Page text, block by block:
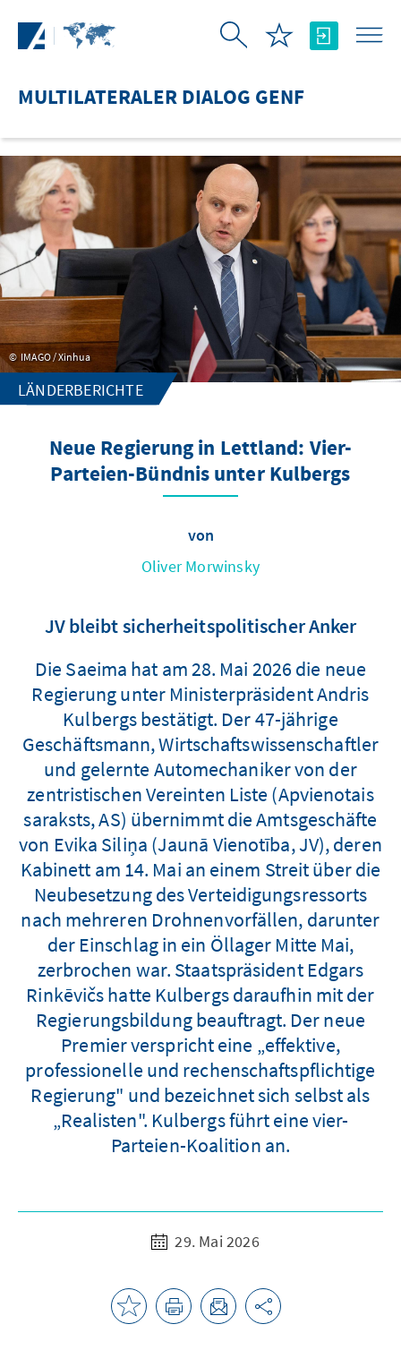
MULTILATERALER DIALOG GENF
IMAGO / Xinhua
LÄNDERBERICHTE
Neue Regierung in Lettland: Vier-
Parteien-Bündnis unter Kulbergs
von
Oliver Morwinsky
JV bleibt sicherheitspolitischer Anker
Die Saeima hat am 28. Mai 2026 die neue
Regierung unter Ministerpräsident Andris
Kulbergs bestätigt. Der 47-jährige
Geschäftsmann, Wirtschaftswissenschaftler
und gelernte Automechaniker von der
zentristischen Vereinten Liste (Apvienotais
saraksts, AS) übernimmt die Amtsgeschäfte
von Evika Siliņa (Jaunā Vienotība, JV), deren
Kabinett am 14. Mai an einem Streit über die
Neubesetzung des Verteidigungsressorts
nach mehreren Drohnenvorfällen, darunter
der Einschlag in ein Öllager Mitte Mai,
zerbrochen war. Staatspräsident Edgars
Rinkēvičs hatte Kulbergs daraufhin mit der
Regierungsbildung beauftragt. Der neue
Premier verspricht eine „effektive,
professionelle und rechenschaftspflichtige
Regierung" und bezeichnet sich selbst als
„Realisten". Kulbergs führt eine vier-
Parteien-Koalition an.
29. Mai 2026